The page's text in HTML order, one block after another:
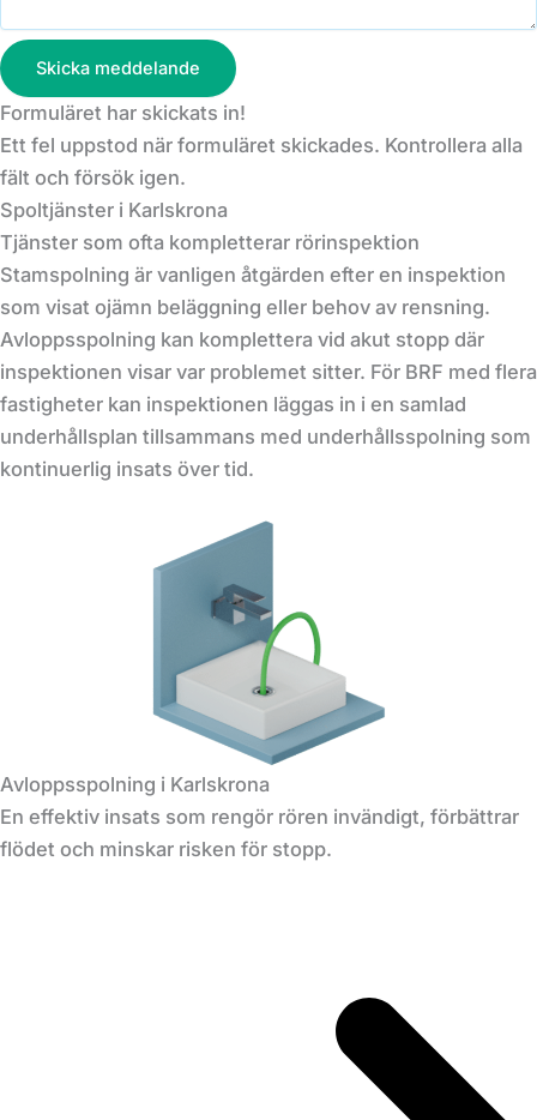
Skicka meddelande
Formuläret har skickats in!
Ett fel uppstod när formuläret skickades. Kontrollera alla
fält och försök igen.
Spoltjänster i Karlskrona
Tjänster som ofta kompletterar rörinspektion
Stamspolning är vanligen åtgärden efter en inspektion
som visat ojämn beläggning eller behov av rensning.
Avloppsspolning kan komplettera vid akut stopp där
inspektionen visar var problemet sitter. För BRF med flera
fastigheter kan inspektionen läggas in i en samlad
underhållsplan tillsammans med underhållsspolning som
kontinuerlig insats över tid.
Avloppsspolning i Karlskrona
En effektiv insats som rengör rören invändigt, förbättrar
flödet och minskar risken för stopp.